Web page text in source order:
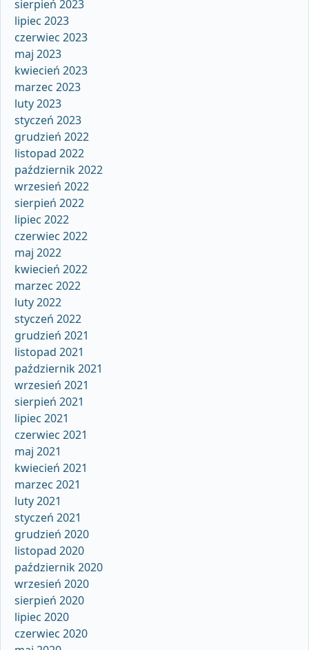
sierpień 2023
lipiec 2023
czerwiec 2023
maj 2023
kwiecień 2023
marzec 2023
luty 2023
styczeń 2023
grudzień 2022
listopad 2022
październik 2022
wrzesień 2022
sierpień 2022
lipiec 2022
czerwiec 2022
maj 2022
kwiecień 2022
marzec 2022
luty 2022
styczeń 2022
grudzień 2021
listopad 2021
październik 2021
wrzesień 2021
sierpień 2021
lipiec 2021
czerwiec 2021
maj 2021
kwiecień 2021
marzec 2021
luty 2021
styczeń 2021
grudzień 2020
listopad 2020
październik 2020
wrzesień 2020
sierpień 2020
lipiec 2020
czerwiec 2020